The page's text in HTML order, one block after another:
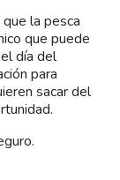
la pesca
que puede
día del
para
sacar del